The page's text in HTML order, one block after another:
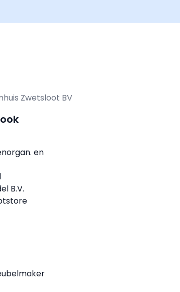
Zwetsloot BV
en
B.V.